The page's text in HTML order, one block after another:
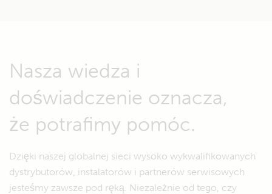
Nasza wiedza i
doświadczenie oznacza,
że potrafimy pomóc.
Dzięki naszej globalnej sieci wysoko wykwalifikowanych
dystrybutorów, instalatorów i partnerów serwisowych
jesteśmy zawsze pod ręką. Niezależnie od tego, czy